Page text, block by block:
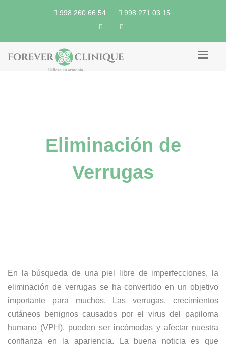
998.260.66.54 998.271.03.15
Eliminación de
Verrugas
En la búsqueda de una piel libre de imperfecciones, la
eliminación de verrugas se ha convertido en un objetivo
importante para muchos. Las verrugas, crecimientos
cutáneos benignos causados por el virus del papiloma
humano (VPH), pueden ser incómodas y afectar nuestra
confianza en la apariencia. La buena noticia es que